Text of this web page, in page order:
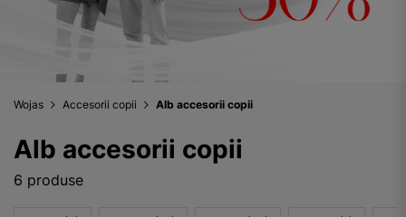
Wojas Accesorii copii Alb accesorii copii
Alb accesorii copii
6 produse